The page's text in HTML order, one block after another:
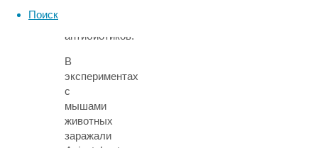
Поиск
антибиотиков.
В
экспериментах
с
мышами
животных
заражали